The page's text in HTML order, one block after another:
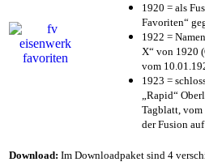
1920 = als
Favoriten“
1922 =
X“ von 1920
vom
1923 =
„Rapid“
Tagblatt,
der Fusion auf
Download: Im Downloadpaket sind 4